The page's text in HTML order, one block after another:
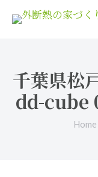
千葉県松
dd-cube
You
Home